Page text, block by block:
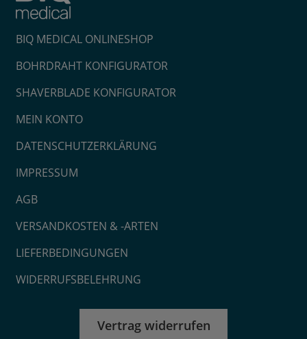
BIQ MEDICAL ONLINESHOP
BOHRDRAHT KONFIGURATOR
SHAVERBLADE KONFIGURATOR
MEIN KONTO
DATENSCHUTZERKLÄRUNG
IMPRESSUM
AGB
VERSANDKOSTEN & -ARTEN
LIEFERBEDINGUNGEN
WIDERRUFSBELEHRUNG
Vertrag widerrufen